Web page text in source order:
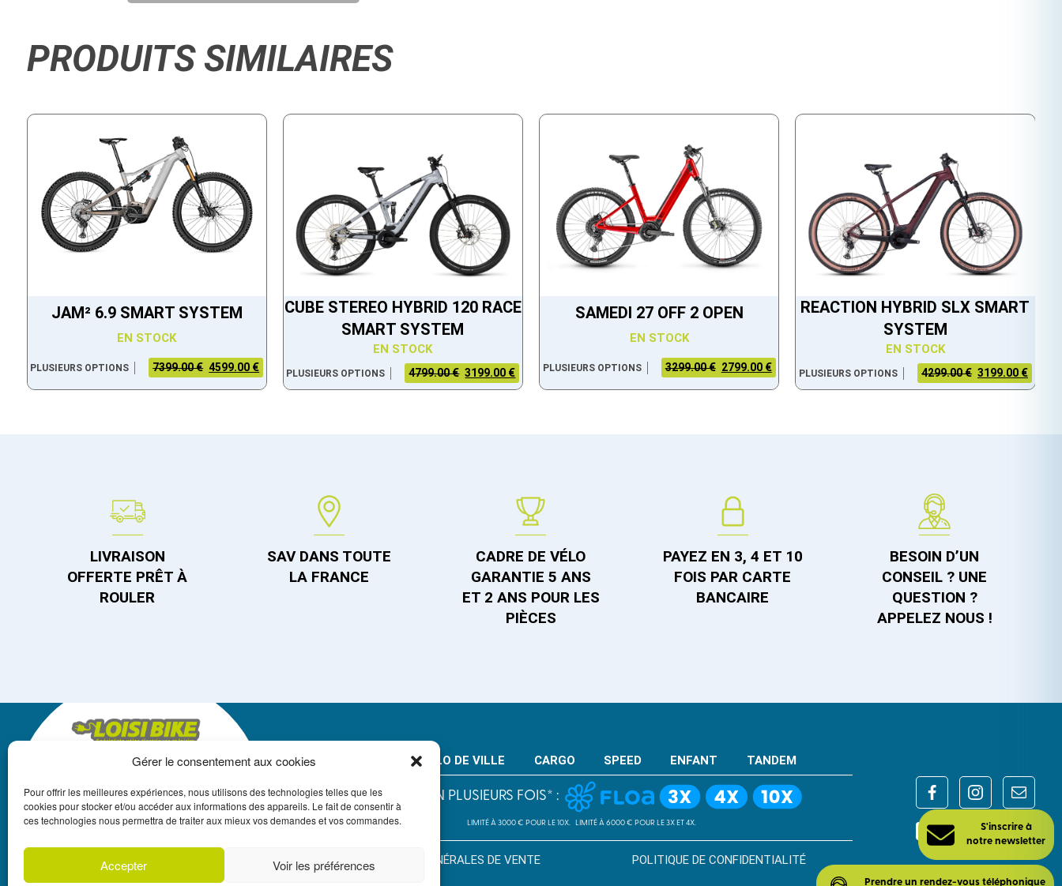
Gérer le consentement aux cookies
Pour offrir les meilleures expériences, nous utilisons des technologies telles que les
cookies pour stocker et/ou accéder aux informations des appareils. Le fait de consentir à
ces technologies nous permettra de traiter aux mieux vos demandes et vos commandes.
Accepter Voir les préférences
PRODUITS SIMILAIRES
JAM² 6.9 SMART SYSTEM
EN STOCK
PLUSIEURS OPTIONS 7399.00 € 4599.00 €
CUBE STEREO HYBRID 120 RACE
SMART SYSTEM
EN STOCK
PLUSIEURS OPTIONS 4799.00 € 3199.00 €
SAMEDI 27 OFF 2 OPEN
EN STOCK
PLUSIEURS OPTIONS 3299.00 € 2799.00 €
REACTION HYBRID SLX SMART
SYSTEM
EN STOCK
PLUSIEURS OPTIONS 4299.00 € 3199.00 €
LIVRAISON
OFFERTE PRÊT À
ROULER
SAV DANS TOUTE
LA FRANCE
CADRE DE VÉLO
GARANTIE 5 ANS
ET 2 ANS POUR LES
PIÈCES
PAYEZ EN 3, 4 ET 10
FOIS PAR CARTE
BANCAIRE
BESOIN D’UN
CONSEIL ? UNE
QUESTION ?
APPELEZ NOUS !
S'inscrire à
notre newsletter
Prendre un rendez-vous téléphonique
LOISIBIKE
+33 3 87 18 13 22
CONTACT@LOISIBIKE.FR
VTT VELO DE VILLE
PAIEMENT EN PLUSIEURS FOIS* :
LIMITÉ À 3000 € POUR LE 10X. LIMITÉ À 6000 € POUR LE 3X ET 4X.
CONDITION GÉNÉRALES DE VENTE POLITIQUE DE CONFIDENTIALITÉ
UN CRÉDIT VOUS ENGAGE ET DOIT ÊTRE REMBOURSÉ. VÉRIFIEZ VOS CAPACITÉS DE REMBOURSEMENT AVANT DE VOUS ENGAGER.